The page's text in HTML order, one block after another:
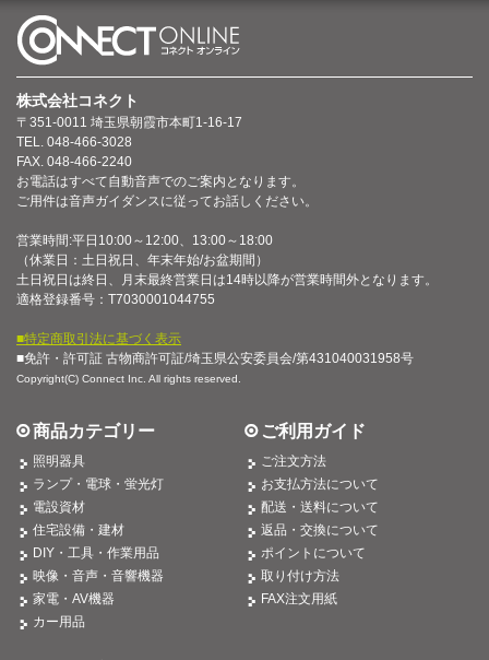
株式会社コネクト
〒351-0011 埼玉県朝霞市本町1-16-17
TEL. 048-466-3028
FAX. 048-466-2240
お電話はすべて自動音声でのご案内となります。
ご用件は音声ガイダンスに従ってお話しください。
営業時間:平日10:00～12:00、13:00～18:00
（休業日：土日祝日、年末年始/お盆期間）
土日祝日は終日、月末最終営業日は14時以降が営業時間外となります。
適格登録番号：T7030001044755
■特定商取引法に基づく表示
■免許・許可証 古物商許可証/埼玉県公安委員会/第431040031958号
Copyright(C) Connect Inc. All rights reserved.
商品カテゴリー
照明器具
ランプ・電球・蛍光灯
電設資材
住宅設備・建材
DIY・工具・作業用品
映像・音声・音響機器
家電・AV機器
カー用品
ご利用ガイド
ご注文方法
お支払方法について
配送・送料について
返品・交換について
ポイントについて
取り付け方法
FAX注文用紙